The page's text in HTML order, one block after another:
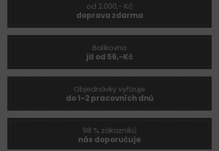
od 2.000,- Kč
doprava zdarma
Balíkovna
již od 56,-Kč
Objednávky vyřizuje
do 1-2 pracovních dnů
98 % zákazníků
nás doporučuje